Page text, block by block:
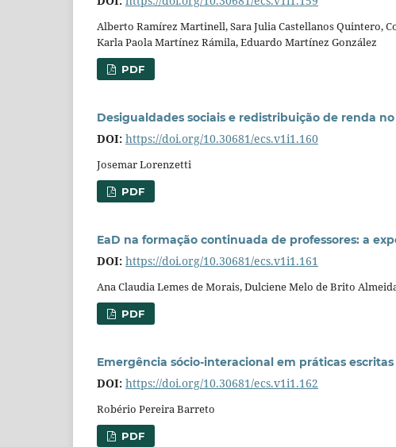
Alberto Ramírez Martinell, Sara Julia Castellanos Quintero,
Karla Paola Martínez Rámila, Eduardo Martínez González
PDF
Desigualdades sociais e redistribuição de renda
DOI: https://doi.org/10.30681/ecs.v1i1.160
Josemar Lorenzetti
PDF
EaD na formação continuada de professores: a
DOI: https://doi.org/10.30681/ecs.v1i1.161
Ana Claudia Lemes de Morais, Dulciene Melo de Brito
PDF
Emergência sócio-interacional em práticas
DOI: https://doi.org/10.30681/ecs.v1i1.162
Robério Pereira Barreto
PDF